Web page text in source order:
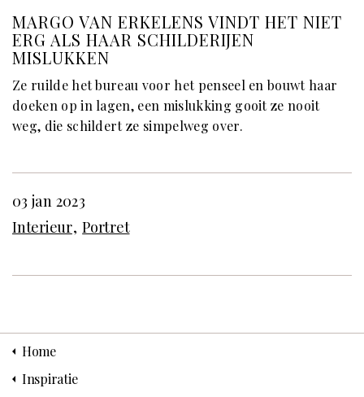
MARGO VAN ERKELENS VINDT HET NIET
ERG ALS HAAR SCHILDERIJEN
MISLUKKEN
Ze ruilde het bureau voor het penseel en bouwt haar
doeken op in lagen, een mislukking gooit ze nooit
weg, die schildert ze simpelweg over.
03 jan 2023
Interieur Portret
Home
Inspiratie